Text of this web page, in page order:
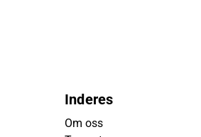
Inderes
Om oss